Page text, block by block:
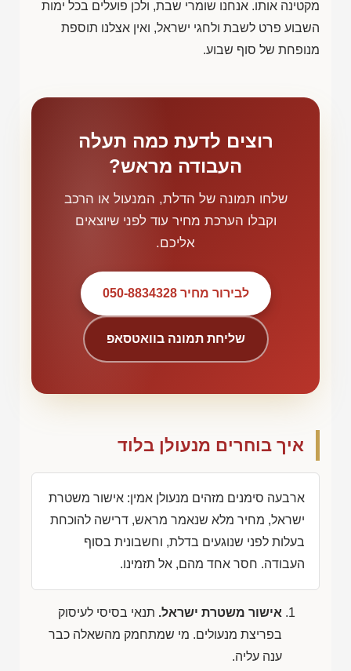
מקטינה אותו. אנחנו שומרי שבת, ולכן פועלים בכל ימות
השבוע פרט לשבת ולחגי ישראל, ואין אצלנו תוספת
מנופחת של סוף שבוע.
רוצים לדעת כמה תעלה
העבודה מראש?
שלחו תמונה של הדלת, המנעול או הרכב
וקבלו הערכת מחיר עוד לפני שיוצאים
אליכם.
לבירור מחיר 050-8834328
שליחת תמונה בוואטסאפ
איך בוחרים מנעולן בלוד
ארבעה סימנים מזהים מנעולן אמין: אישור משטרת
ישראל, מחיר מלא שנאמר מראש, דרישה להוכחת
בעלות לפני שנוגעים בדלת, וחשבונית בסוף
העבודה. חסר אחד מהם, אל תזמינו.
אישור משטרת ישראל. תנאי בסיסי לעיסוק
בפריצת מנעולים. מי שמתחמק מהשאלה כבר
ענה עליה.